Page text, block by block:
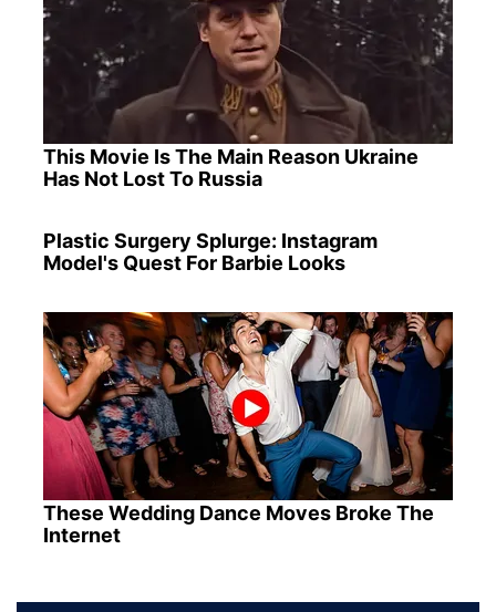
This Movie Is The Main Reason Ukraine
Has Not Lost To Russia
Plastic Surgery Splurge: Instagram
Model's Quest For Barbie Looks
These Wedding Dance Moves Broke The
Internet